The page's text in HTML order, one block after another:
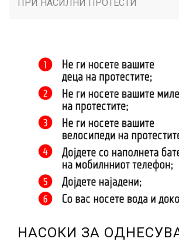
ПРИ НАСИЛНИ ПРОТЕСТИ
НАСОКИ ЗА